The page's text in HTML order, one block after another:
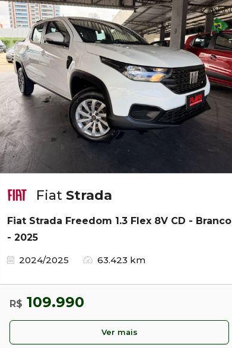
Fiat Strada
Fiat Strada Freedom 1.3 Flex 8V CD - Branco
- 2025
2024/2025
63.423 km
R$ 109.990
Ver mais